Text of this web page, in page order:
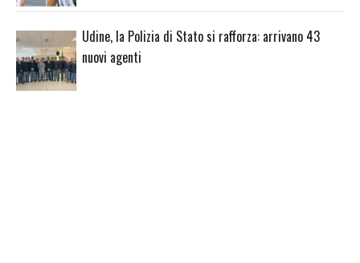
Udine, la Polizia di Stato si rafforza: arrivano 43
nuovi agenti